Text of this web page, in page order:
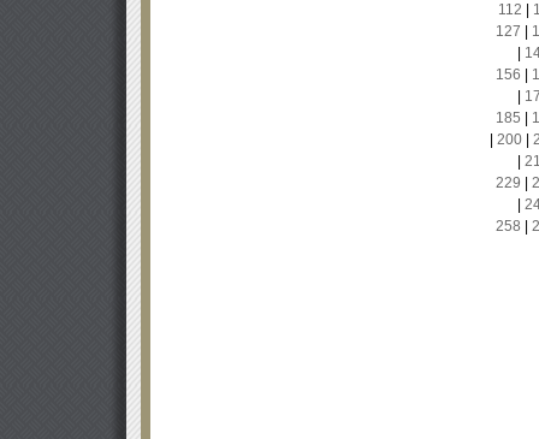
112
127
156
185
200|
229
258